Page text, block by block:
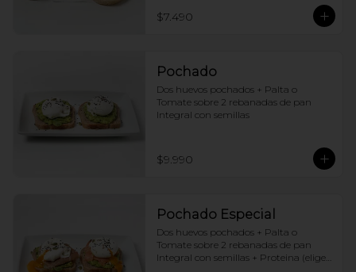
$7.490
Pochado
Dos huevos pochados + Palta o
Tomate sobre 2 rebanadas de pan
Integral con semillas
$9.990
Pochado Especial
Dos huevos pochados + Palta o
Tomate sobre 2 rebanadas de pan
Integral con semillas + Proteina (elige